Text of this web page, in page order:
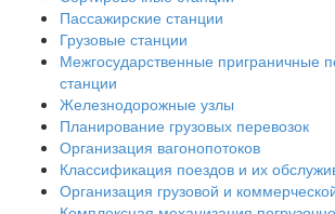
Пассажирские станции
Грузовые станции
Межгосударственные приграничные
станции
Железнодорожные узлы
Планирование грузовых перевозок
Организация вагонопотоков
Классификация поездов и их
Организация грузовой и